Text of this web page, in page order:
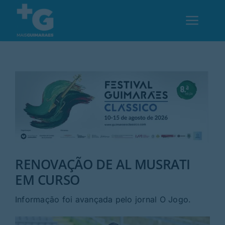
content
Desporto
Opinião
Região
RENOVAÇÃO DE AL MUSRATI
EM CURSO
Informação foi avançada pelo jornal O Jogo.